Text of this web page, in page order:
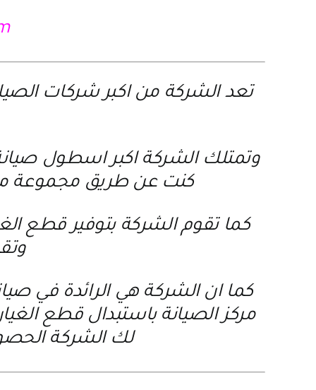
تعد الشركة من اكبر شركات
وتمتلك الشركة اكبر اسطول
كنت عن طريق مجموعة من
كما تقوم الشركة بتوفير قطع
كما ان الشركة هي الرائدة في
مركز الصيانة باستبدال قطع
لك الشركة